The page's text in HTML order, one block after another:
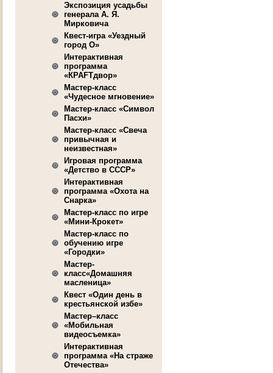
Экспозиция усадьбы
генерала А. Я.
Мирковича
Квест-игра «Уездный
город О»
Интерактивная
программа
«КРАFТдвор»
Мастер-класс
«Чудесное мгновение»
Мастер-класс «Символ
Пасхи»
Мастер-класс «Свеча
привычная и
неизвестная»
Игровая программа
«Детство в СССР»
Интерактивная
программа «Охота на
Снарка»
Мастер-класс по игре
«Мини-Крокет»
Мастер-класс по
обучению игре
«Городки»
Мастер-
класс«Домашняя
масленица»
Квест «Один день в
крестьянской избе»
Мастер–класс
«Мобильная
видеосъемка»
Интерактивная
программа «На страже
Отечества»